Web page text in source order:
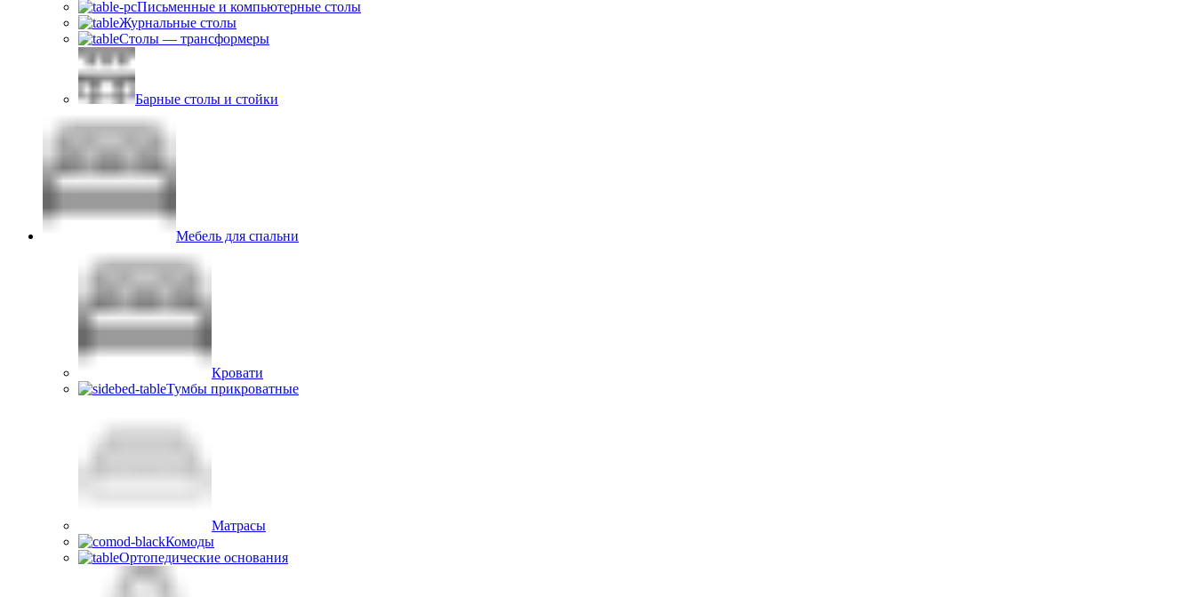
Письменные и компьютерные столы
Журнальные столы
Столы — трансформеры
Барные столы и стойки
Мебель для спальни
Кровати
Тумбы прикроватные
Матрасы
Комоды
Ортопедические основания